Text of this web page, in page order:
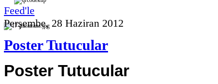
Feed'le
Perşembe, 28 Haziran 2012
Poster Tutucular
Poster Tutucular